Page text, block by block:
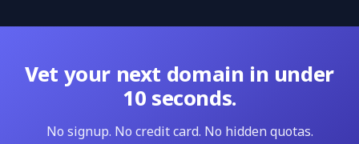
Vet your next domain in under
10 seconds.
No signup. No credit card. No hidden quotas.